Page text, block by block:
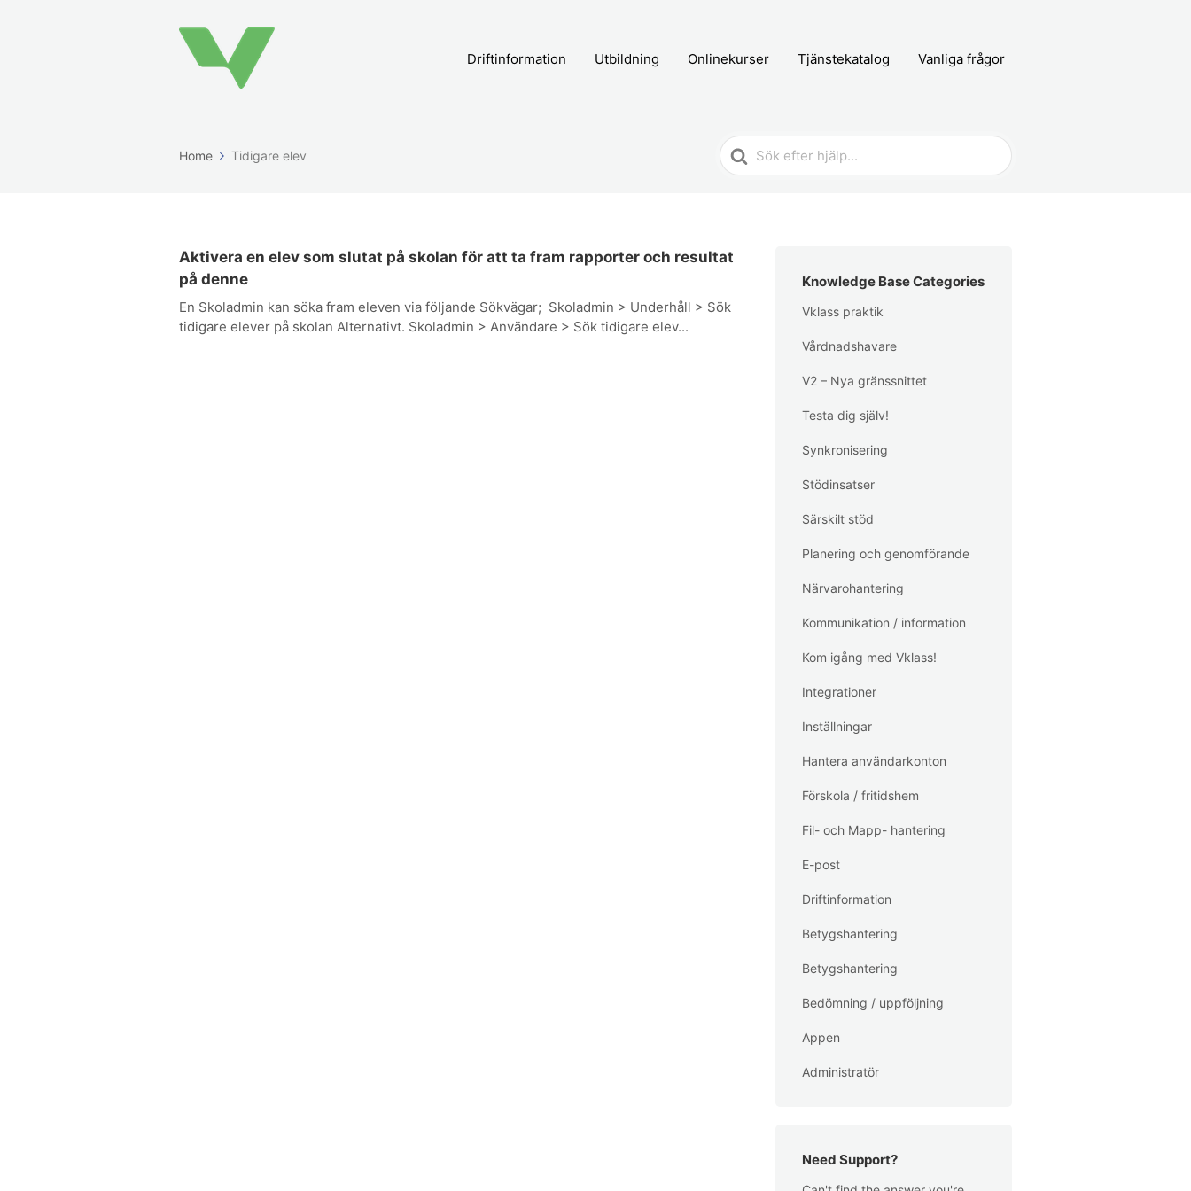
Driftinformation Utbildning Onlinekurser Tjänstekatalog Vanliga frågor
Home Tidigare elev
Search
For
Aktivera en elev som slutat på skolan för att ta fram rapporter och resultat
på denne
En Skoladmin kan söka fram eleven via följande Sökvägar; Skoladmin > Underhåll > Sök
tidigare elever på skolan Alternativt. Skoladmin > Användare > Sök tidigare elev...
Knowledge Base Categories
Vklass praktik
Vårdnadshavare
V2 – Nya gränssnittet
Testa dig själv!
Synkronisering
Stödinsatser
Särskilt stöd
Planering och genomförande
Närvarohantering
Kommunikation / information
Kom igång med Vklass!
Integrationer
Inställningar
Hantera användarkonton
Förskola / fritidshem
Fil- och Mapp- hantering
E-post
Driftinformation
Betygshantering
Betygshantering
Bedömning / uppföljning
Appen
Administratör
Need Support?